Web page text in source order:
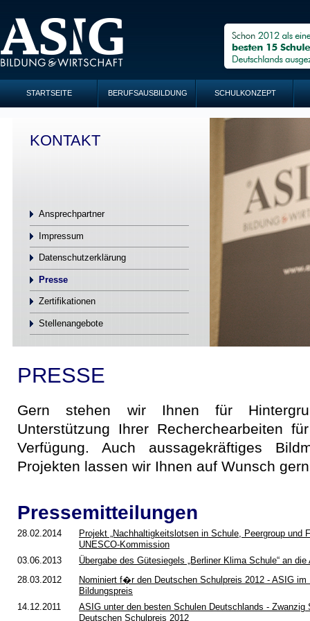
STARTSEITE BERUFSAUSBILDUNG SCHULKONZEPT
KONTAKT
Ansprechpartner
Impressum
Datenschutzerklärung
Presse
Zertifikationen
Stellenangebote
PRESSE
Gern stehen wir Ihnen für
Unterstützung Ihrer Recherchearbeiten
Verfügung. Auch aussagekräftiges
Projekten lassen wir Ihnen auf Wunsch
Pressemitteilungen
28.02.2014
Projekt „Nachhaltigkeitslotsen in Schule, Peergroup und
UNESCO-Kommission
03.06.2013
Übergabe des Gütesiegels „Berliner Klima Schule“ an
28.03.2012
Nominiert f�r den Deutschen Schulpreis 2012 - ASIG
Bildungspreis
14.12.2011
ASIG unter den besten Schulen Deutschlands - Zwanzig
Deutschen Schulpreis 2012